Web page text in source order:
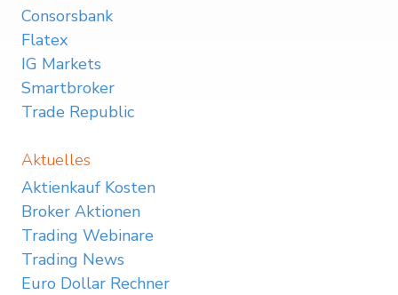
Consorsbank
Flatex
IG Markets
Smartbroker
Trade Republic
Aktuelles
Aktienkauf Kosten
Broker Aktionen
Trading Webinare
Trading News
Euro Dollar Rechner